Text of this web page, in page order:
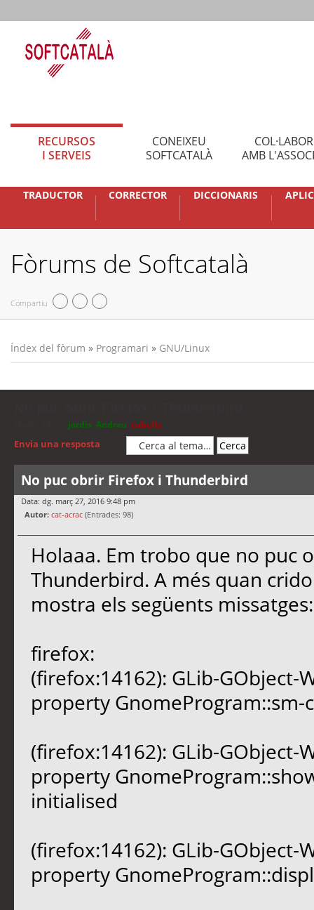
RECURSOS
I SERVEIS
CONEIXEU
SOFTCATALÀ
AMB
TRADUCTOR CORRECTOR DICCIONARIS
Fòrums de Softcatalà
Compartiu
Índex del fòrum » Programari » GNU/Linux
jordis Andreu cubells
Envia una resposta
No puc obrir Firefox i Thunderbird
Data: dg. març 27, 2016 9:48 pm
Autor: cat-acrac (Entrades: 98)
Holaaa. Em trobo que no puc
Thunderbird. A més quan
mostra els següents missatges:
firefox:
(firefox:14162): GLib-
property
(firefox:14162): GLib-
property
initialised
(firefox:14162): GLib-
property